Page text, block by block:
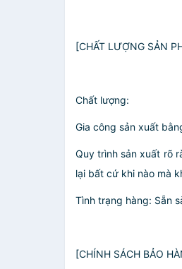
[CHẤT LƯỢNG SẢN
Chất lượng:
Gia công sản xuất
Quy trình sản xuất rõ
lại bất cứ khi nào mà
Tình trạng hàng: Sẵn
[CHÍNH SÁCH BẢO